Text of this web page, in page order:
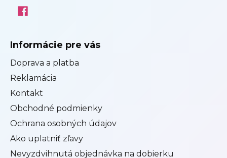
Informácie pre vás
Doprava a platba
Reklamácia
Kontakt
Obchodné podmienky
Ochrana osobných údajov
Ako uplatniť zľavy
Nevyzdvihnutá objednávka na dobierku